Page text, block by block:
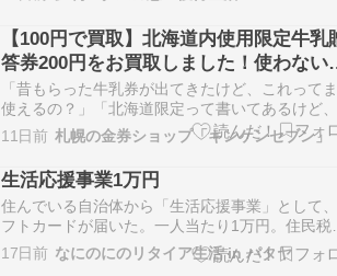
己判断・自己責任でお願いします。買った銘柄
載しない場合もあります。【本日の売買】無し
日のお届け物】6942 ソフィアHDから…
【100円で買取】北海道内使用限定牛乳
答券200円をお買取しました！使わない
乳券はキンケンセブンへ
「昔もらった牛乳券が出てきたけど、これって
使えるの？」「北海道限定って書いてあるけど
ることはできるの？」 そんな方に向けて、今回
海道内使用限定牛乳贈答券200円の買取実績をご
介します。 本日、札幌の金券ショップ【キンケ
ブン】では、北海道内使用限定牛乳贈答券20…
11日前 札幌の金券ショップ「キンケンセブン」
生活応援事業1万円
住んでいる自治体から「生活応援事業」として
フトカードが届いた。一人当たり1万円。住民税
課税世帯のみの対象ではなくて、全員に１万円
ている。もらっておいてなんだけど、ボッチだ
17日前 なにのにのリタイア生活 in パタヤ